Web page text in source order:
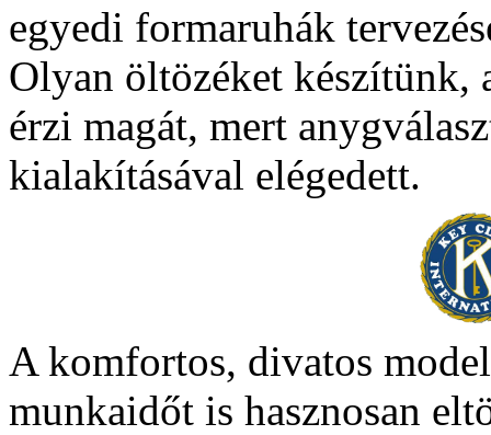
egyedi formaruhák
Olyan öltözéket
érzi magát, mert
kialakításával elégedett.
A komfortos, divatos
munkaidőt is hasznosan